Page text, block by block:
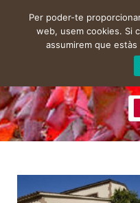
Per poder-te
web, usem cookies. Si
assumirem que